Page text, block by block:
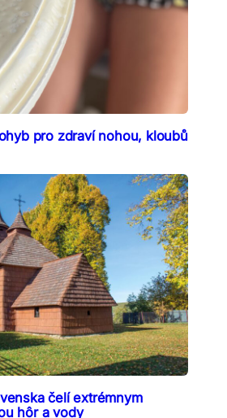
pro zdraví nohou, kloubů
čelí extrémnym
hôr a vody